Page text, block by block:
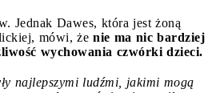
Jednak Dawes, która jest żoną
mówi, że nie ma nic bardziej
wychowania czwórki dzieci.
najlepszymi ludźmi, jakimi mogą